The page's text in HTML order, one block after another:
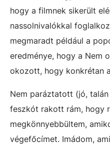
hogy a filmnek sikerült
nassolnivalókkal
megmaradt például a
eredménye, hogy a Nem
okozott, hogy konkrétan
Nem paráztatott (jó,
feszkót rakott rám, hogy
megkönnyebbültem,
végefőcímet. Imádom,